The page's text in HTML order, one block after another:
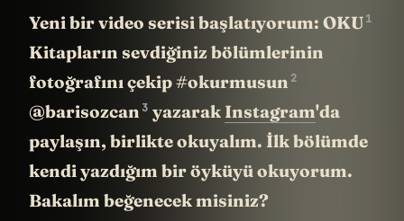
Yeni bir video serisi başlatıyorum: OKU1
Kitapların sevdiğiniz bölümlerinin
fotoğrafını çekip#okurmusun 2
@barisozcan 3 yazarak Instagram'da
paylaşın, birlikte okuyalım. İlk bölümde
kendi yazdığım bir öyküyü okuyorum.
Bakalım beğenecek misiniz?